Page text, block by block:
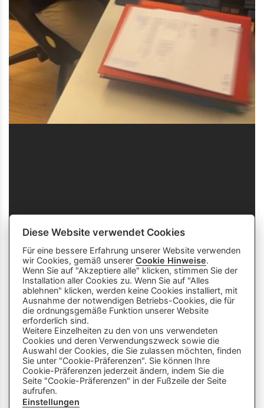
Stelle mir hier Fragen zu
Lehrberufen und zeige mir Videos.
Beispiele: «Zeige mir Videos von
info
Dieser Chatbot wird von Künstlicher
Intelligenz unterstützt. Er wertet unsere
Plattform aus und nutzt externe Quellen.
Der Chatbot kann Fehler machen oder
ungenaue Informationen liefern. Bitte
Diese Website verwendet Cookies
Für eine bessere Erfahrung unserer Website verwenden
wir Cookies, gemäß unsererCookie Hinweise.
Wenn Sie auf "Akzeptiere alle" klicken, stimmen Sie der
Installation aller Cookies zu. Wenn Sie auf "Alles
ablehnen" klicken, werden keine Cookies installiert, mit
Ausnahme der notwendigen Betriebs-Cookies, die für
die ordnungsgemäße Funktion unserer Website
erforderlich sind.
Weitere Einzelheiten zu den von uns verwendeten
Cookies und deren Verwendungszweck sowie die
Auswahl der Cookies, die Sie zulassen möchten, finden
Sie unter "Cookie-Präferenzen". Sie können Ihre
Cookie-Präferenzen jederzeit ändern, indem Sie die
Seite "Cookie-Präferenzen" in der Fußzeile der Seite
aufrufen.
Einstellungen